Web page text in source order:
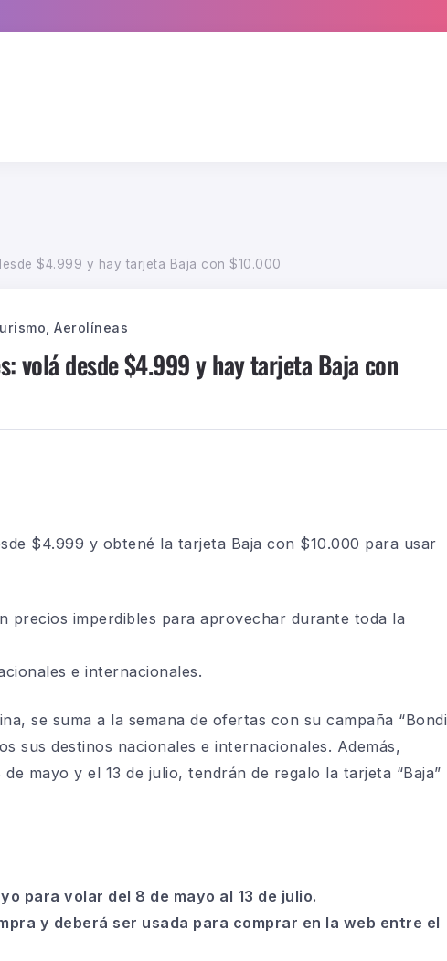
$4.999 y hay tarjeta Baja con $10.000
Aerolíneas
volá desde $4.999 y hay tarjeta Baja con
$4.999 y obtené la tarjeta Baja con $10.000 para usar
precios imperdibles para aprovechar durante toda la
e internacionales.
se suma a la semana de ofertas con su campaña “Bondi
sus destinos nacionales e internacionales. Además,
mayo y el 13 de julio, tendrán de regalo la tarjeta “Baja”
para volar del 8 de mayo al 13 de julio.
y deberá ser usada para comprar en la web entre el